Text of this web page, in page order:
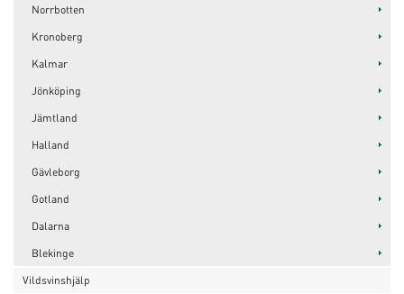
Norrbotten
Kronoberg
Kalmar
Jönköping
Jämtland
Halland
Gävleborg
Gotland
Dalarna
Blekinge
Vildsvinshjälp